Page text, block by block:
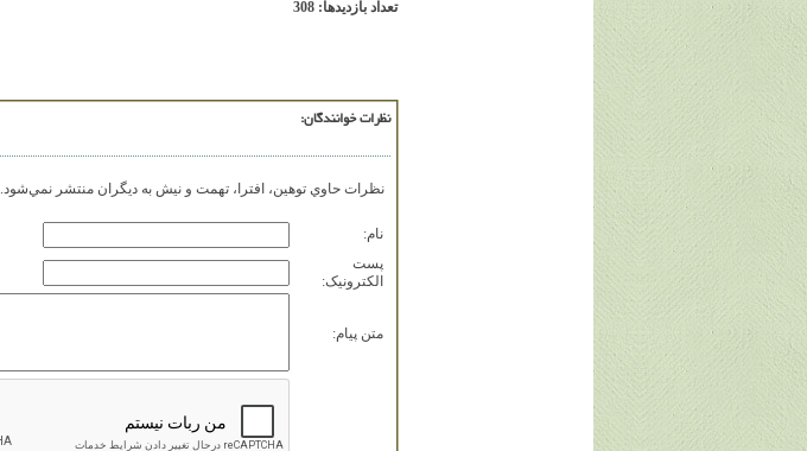
تعداد بازديدها: 308
نظرات خوانندگان:
نظرات حاوي توهين، افترا، تهمت و نيش به ديگران منتشر نمي‌شود.
نام:
پست
الکترونيک:
متن پيام: